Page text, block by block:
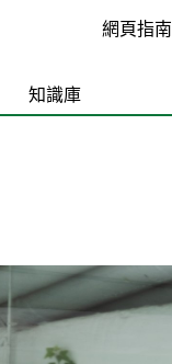
Body
網頁指南
知識庫